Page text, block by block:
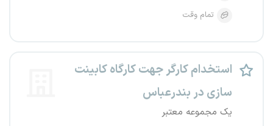
تمام وقت
استخدام کارگر جهت کارگاه کابینت
سازی در بندرعباس
یک مجموعه معتبر